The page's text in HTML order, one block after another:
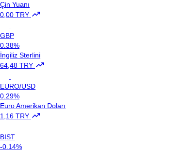
Çin Yuanı
0,00 TRY
GBP
0.38%
İngiliz Sterlini
64,48 TRY
EURO/USD
0.29%
Euro Amerikan Doları
1,16 TRY
BIST
-0.14%